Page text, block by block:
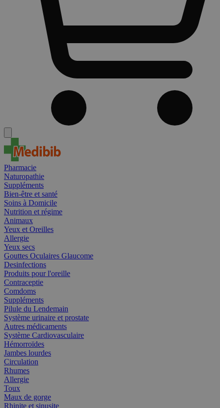
Pharmacie
Naturopathie
Suppléments
Bien-être et santé
Soins à Domicile
Nutrition et régime
Animaux
Yeux et Oreilles
Allergie
Yeux secs
Gouttes Oculaires Glaucome
Desinfections
Produits pour l'oreille
Contraceptie
Comdoms
Suppléments
Pilule du Lendemain
Système urinaire et prostate
Autres médicaments
Système Cardiovasculaire
Hémorroïdes
Jambes lourdes
Circulation
Rhumes
Allergie
Toux
Maux de gorge
Rhinite et sinusite